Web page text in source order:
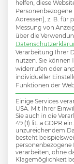
Hier initiativ
Talent
helfen, diese
Adressen), z. B. für
Messung von
über die
Verarbeitung Ihrer
nutzen. Sie können
widerrufen oder
individueller
Funktionen der
Einige Services
USA. Mit Ihrer
Sie auch in die
49 (1) lit. a GDPR
unzureichendem
besteht
verarbeiten, ohne
Klagemöglichkeit